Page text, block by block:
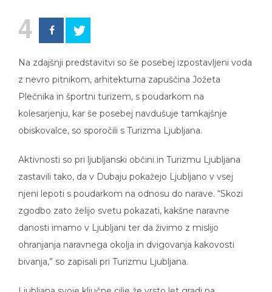
4
z nevro pitnikom, arhitekturna zapuščina Jožeta
Plečnika in športni turizem, s poudarkom na
kolesarjenju, kar še posebej navdušuje tamkajšnje
obiskovalce, so sporočili s Turizma Ljubljana.
zastavili tako, da v Dubaju pokažejo Ljubljano v vsej
njeni lepoti s poudarkom na odnosu do narave. “Skozi
zgodbo zato želijo svetu pokazati, kakšne naravne
danosti imamo v Ljubljani ter da živimo z mislijo
ohranjanja naravnega okolja in dvigovanja kakovosti
bivanja,” so zapisali pri Turizmu Ljubljana.